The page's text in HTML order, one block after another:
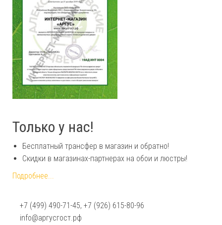
Только у нас!
Бесплатный трансфер в магазин и обратно!
Скидки в магазинах-партнерах на обои и люстры!
Подробнее...
+7 (499) 490-71-45, +7 (926) 615-80-96
info@аргусгост.рф